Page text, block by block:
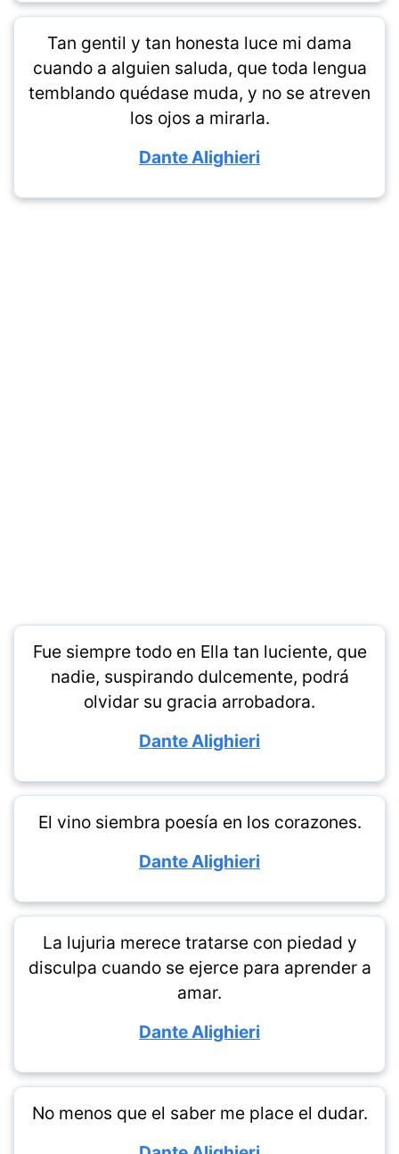
Tan gentil y tan honesta luce mi dama
cuando a alguien saluda, que toda lengua
temblando quédase muda, y no se atreven
los ojos a mirarla.
Dante Alighieri
Fue siempre todo en Ella tan luciente, que
nadie, suspirando dulcemente, podrá
olvidar su gracia arrobadora.
Dante Alighieri
El vino siembra poesía en los corazones.
Dante Alighieri
La lujuria merece tratarse con piedad y
disculpa cuando se ejerce para aprender a
amar.
Dante Alighieri
No menos que el saber me place el dudar.